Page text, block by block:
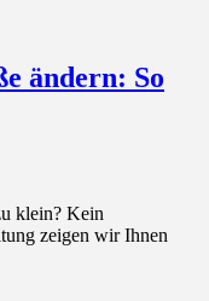
ändern: So
klein? Kein
zeigen wir Ihnen